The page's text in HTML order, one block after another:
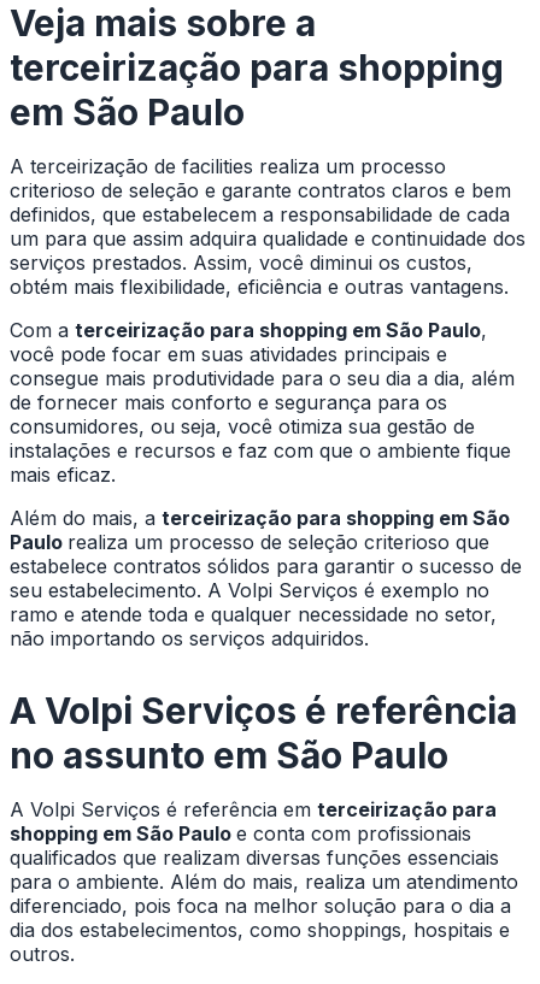
Veja mais sobre a
terceirização para shopping
em São Paulo
A terceirização de facilities realiza um processo
criterioso de seleção e garante contratos claros e bem
definidos, que estabelecem a responsabilidade de cada
um para que assim adquira qualidade e continuidade dos
serviços prestados. Assim, você diminui os custos,
obtém mais flexibilidade, eficiência e outras vantagens.
Com a terceirização para shopping em São Paulo,
você pode focar em suas atividades principais e
consegue mais produtividade para o seu dia a dia, além
de fornecer mais conforto e segurança para os
consumidores, ou seja, você otimiza sua gestão de
instalações e recursos e faz com que o ambiente fique
mais eficaz.
Além do mais, a terceirização para shopping em São
Paulo realiza um processo de seleção criterioso que
estabelece contratos sólidos para garantir o sucesso de
seu estabelecimento. A Volpi Serviços é exemplo no
ramo e atende toda e qualquer necessidade no setor,
não importando os serviços adquiridos.
A Volpi Serviços é referência
no assunto em São Paulo
A Volpi Serviços é referência em terceirização para
shopping em São Paulo e conta com profissionais
qualificados que realizam diversas funções essenciais
para o ambiente. Além do mais, realiza um atendimento
diferenciado, pois foca na melhor solução para o dia a
dia dos estabelecimentos, como shoppings, hospitais e
outros.